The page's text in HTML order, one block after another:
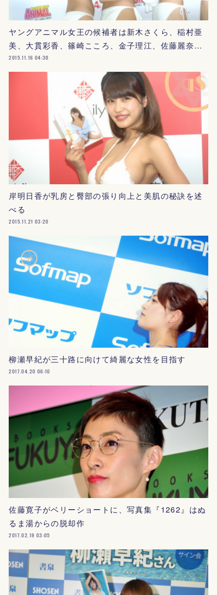
ヤングアニマル女王の候補者は新木さくら、稲村亜
美、大貫彩香、篠崎こころ、金子理江、佐藤麗奈…
2015.11.16 04:30
岸明日香が乳房と臀部の張り向上と美肌の秘訣を述
べる
2015.11.21 03:20
柳瀬早紀が三十路に向けて綺麗な女性を目指す
2017.04.20 06:10
佐藤寛子がベリーショートに、写真集『1262』はぬ
るま湯からの脱却作
2017.02.19 03:05